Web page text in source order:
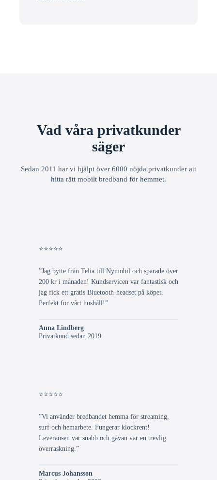
Vad våra privatkunder
säger
Sedan 2011 har vi hjälpt över 6000 nöjda privatkunder att
hitta rätt mobilt bredband för hemmet.
⭐⭐⭐⭐⭐
”Jag bytte från Telia till Nymobil och sparade över
200 kr i månaden! Kundservicen var fantastisk och
jag fick ett gratis Bluetooth-headset på köpet.
Perfekt för vårt hushåll!”
Anna Lindberg
Privatkund sedan 2019
⭐⭐⭐⭐⭐
”Vi använder bredbandet hemma för streaming,
surf och hemarbete. Fungerar klockrent!
Leveransen var snabb och gåvan var en trevlig
överraskning.”
Marcus Johansson